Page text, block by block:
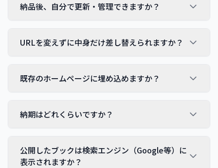
納品後、自分で更新・管理できますか？
URLを変えずに中身だけ差し替えられますか？
既存のホームページに埋め込めますか？
納期はどれくらいですか？
公開したブックは検索エンジン（Google等）に
表示されますか？